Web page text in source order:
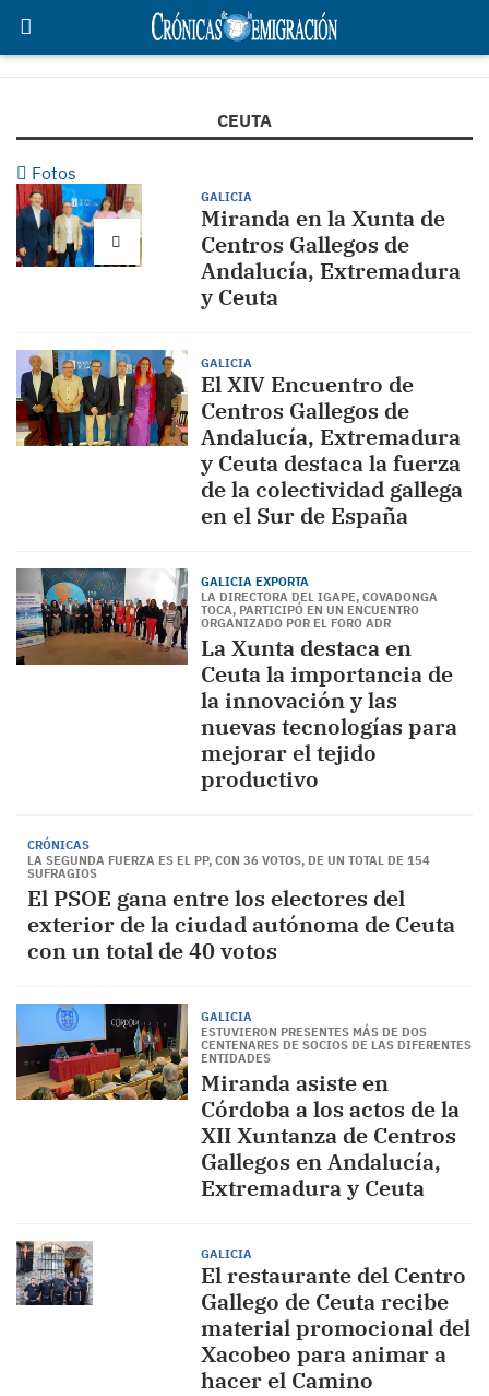
CEUTA
Fotos
GALICIA
Miranda en la Xunta de
Centros Gallegos de
Andalucía, Extremadura
y Ceuta
GALICIA
El XIV Encuentro de
Centros Gallegos de
Andalucía, Extremadura
y Ceuta destaca la fuerza
de la colectividad gallega
en el Sur de España
GALICIA EXPORTA
LA DIRECTORA DEL IGAPE, COVADONGA
TOCA, PARTICIPÓ EN UN ENCUENTRO
ORGANIZADO POR EL FORO ADR
La Xunta destaca en
Ceuta la importancia de
la innovación y las
nuevas tecnologías para
mejorar el tejido
productivo
CRÓNICAS
LA SEGUNDA FUERZA ES EL PP, CON 36 VOTOS, DE UN TOTAL DE 154
SUFRAGIOS
El PSOE gana entre los electores del
exterior de la ciudad autónoma de Ceuta
con un total de 40 votos
GALICIA
ESTUVIERON PRESENTES MÁS DE DOS
CENTENARES DE SOCIOS DE LAS DIFERENTES
ENTIDADES
Miranda asiste en
Córdoba a los actos de la
XII Xuntanza de Centros
Gallegos en Andalucía,
Extremadura y Ceuta
GALICIA
El restaurante del Centro
Gallego de Ceuta recibe
material promocional del
Xacobeo para animar a
hacer el Camino